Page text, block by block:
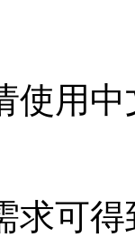
使用中
求可